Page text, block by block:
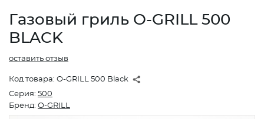
Газовый гриль O-GRILL 500
BLACK
Код товара: O-GRILL 500 Black
оставить отзыв
Бренд: O-GRILL
Серия: 500